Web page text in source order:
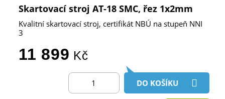
Skartovací stroj AT-18 SMC, řez 1x2mm
Kvalitní skartovací stroj, certifikát NBÚ na stupeň NNI
3
11 899 Kč
DO KOŠÍKU